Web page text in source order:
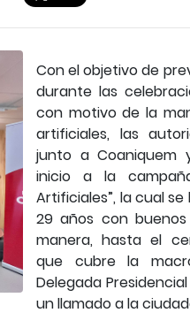
Con el objetivo de
durante las
con motivo de la
artificiales, las
junto a Coaniquem
inicio a la
Artificiales”, la cual
29 años con
manera, hasta el
que cubre la
Delegada
un llamado a la